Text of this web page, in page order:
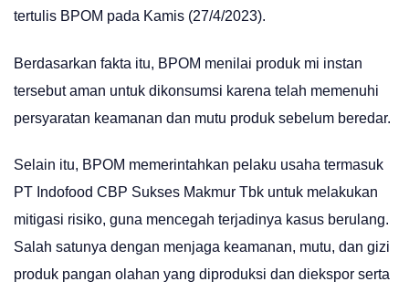
tertulis BPOM pada Kamis (27/4/2023).
Berdasarkan fakta itu, BPOM menilai produk mi instan
tersebut aman untuk dikonsumsi karena telah memenuhi
persyaratan keamanan dan mutu produk sebelum beredar.
Selain itu, BPOM memerintahkan pelaku usaha termasuk
PT Indofood CBP Sukses Makmur Tbk untuk melakukan
mitigasi risiko, guna mencegah terjadinya kasus berulang.
Salah satunya dengan menjaga keamanan, mutu, dan gizi
produk pangan olahan yang diproduksi dan diekspor serta